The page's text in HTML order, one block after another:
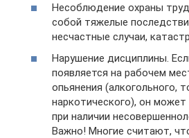
Несоблюдение охраны
собой тяжелые
несчастные случаи,
Нарушение дисциплины.
появляется на рабочем
опьянения (алкогольного,
наркотического), он
при наличии
Важно! Многие считают,